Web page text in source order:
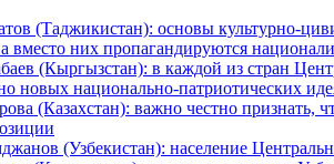
(Таджикистан): основы культурно-
вместо них пропагандируются
(Кыргызстан): в каждой из стран
новых национально-патриотических
(Казахстан): важно честно признать,
(Узбекистан): население